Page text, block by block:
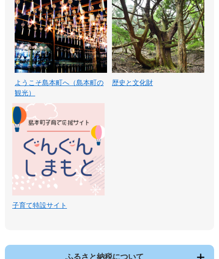
ようこそ島本町へ（島本町の
観光）
歴史と文化財
子育て特設サイト
ふるさと納税について